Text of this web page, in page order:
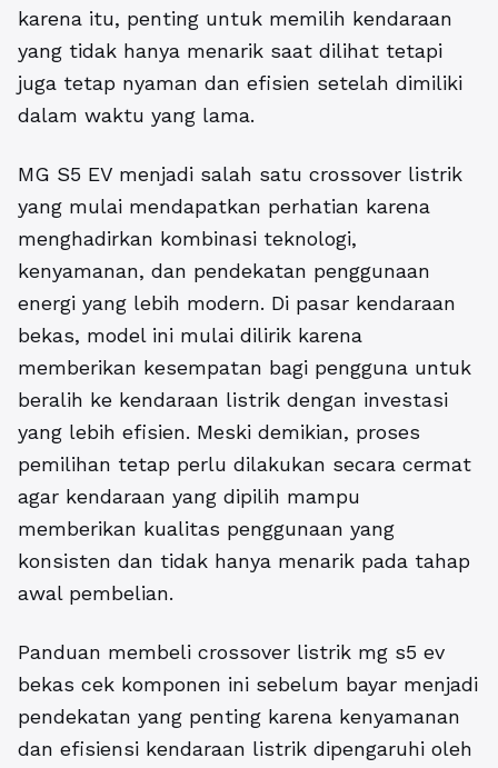
karena itu, penting untuk memilih kendaraan
yang tidak hanya menarik saat dilihat tetapi
juga tetap nyaman dan efisien setelah dimiliki
dalam waktu yang lama.
MG S5 EV menjadi salah satu crossover listrik
yang mulai mendapatkan perhatian karena
menghadirkan kombinasi teknologi,
kenyamanan, dan pendekatan penggunaan
energi yang lebih modern. Di pasar kendaraan
bekas, model ini mulai dilirik karena
memberikan kesempatan bagi pengguna untuk
beralih ke kendaraan listrik dengan investasi
yang lebih efisien. Meski demikian, proses
pemilihan tetap perlu dilakukan secara cermat
agar kendaraan yang dipilih mampu
memberikan kualitas penggunaan yang
konsisten dan tidak hanya menarik pada tahap
awal pembelian.
Panduan membeli crossover listrik mg s5 ev
bekas cek komponen ini sebelum bayar menjadi
pendekatan yang penting karena kenyamanan
dan efisiensi kendaraan listrik dipengaruhi oleh